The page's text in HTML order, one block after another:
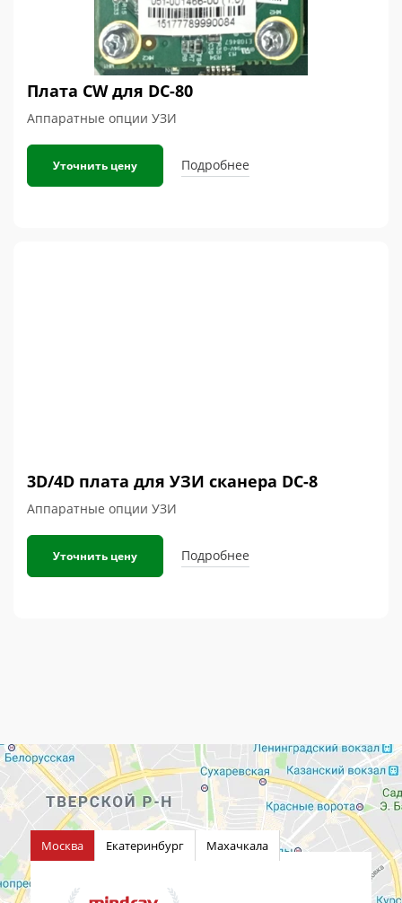
Плата CW для DC-80
Аппаратные опции УЗИ
Уточнить цену Подробнее
3D/4D плата для УЗИ сканера DC-8
Аппаратные опции УЗИ
Уточнить цену Подробнее
Москва Екатеринбург Махачкала